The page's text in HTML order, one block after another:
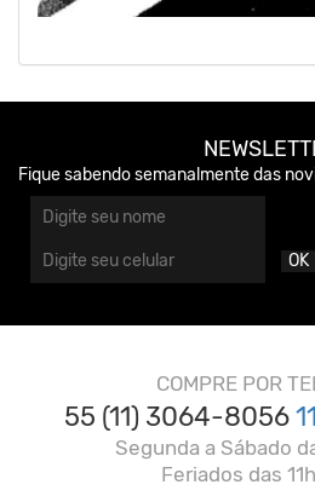
Fique sabendo semanalmente das
OK
COMPRE POR
55 (11) 3064-8056
Segunda a Sábado
Feriados das